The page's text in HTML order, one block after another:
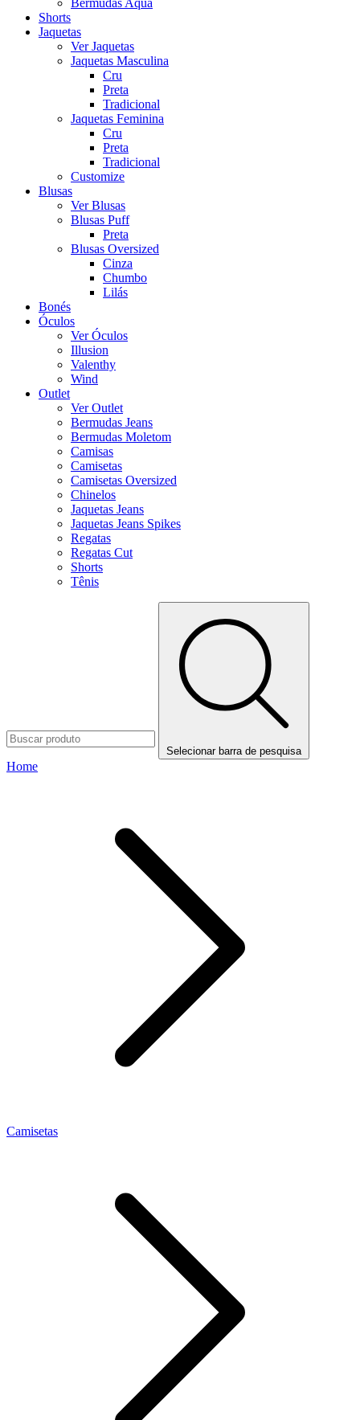
Bermudas Aqua
Shorts
Jaquetas
Ver Jaquetas
Jaquetas Masculina
Cru
Preta
Tradicional
Jaquetas Feminina
Cru
Preta
Tradicional
Customize
Blusas
Ver Blusas
Blusas Puff
Preta
Blusas Oversized
Cinza
Chumbo
Lilás
Bonés
Óculos
Ver Óculos
Illusion
Valenthy
Wind
Outlet
Ver Outlet
Bermudas Jeans
Bermudas Moletom
Camisas
Camisetas
Camisetas Oversized
Chinelos
Jaquetas Jeans
Jaquetas Jeans Spikes
Regatas
Regatas Cut
Shorts
Tênis
Selecionar barra de pesquisa
Home
Camisetas